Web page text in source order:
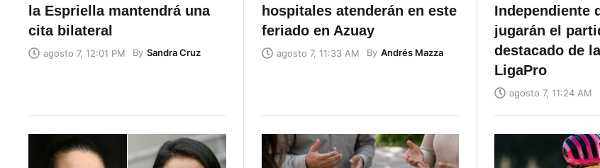
la Espriella mantendrá una
cita bilateral
agosto 7, 12:01 PM By Sandra Cruz
hospitales atenderán en este
feriado en Azuay
agosto 7, 11:33 AM By Andrés Mazza
Independiente
jugarán el
destacado de
LigaPro
agosto 7, 11:24 AM